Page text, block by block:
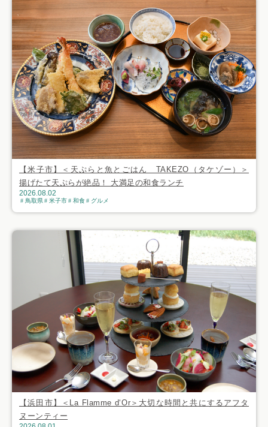
【米子市】＜天ぷらと魚とごはん TAKEZO（タケゾー）＞
揚げたて天ぷらが絶品！ 大満足の和食ランチ
2026.08.02
鳥取県 米子市 和食 グルメ
【浜田市】＜La Flamme d‘Or＞大切な時間と共にするアフタ
ヌーンティー